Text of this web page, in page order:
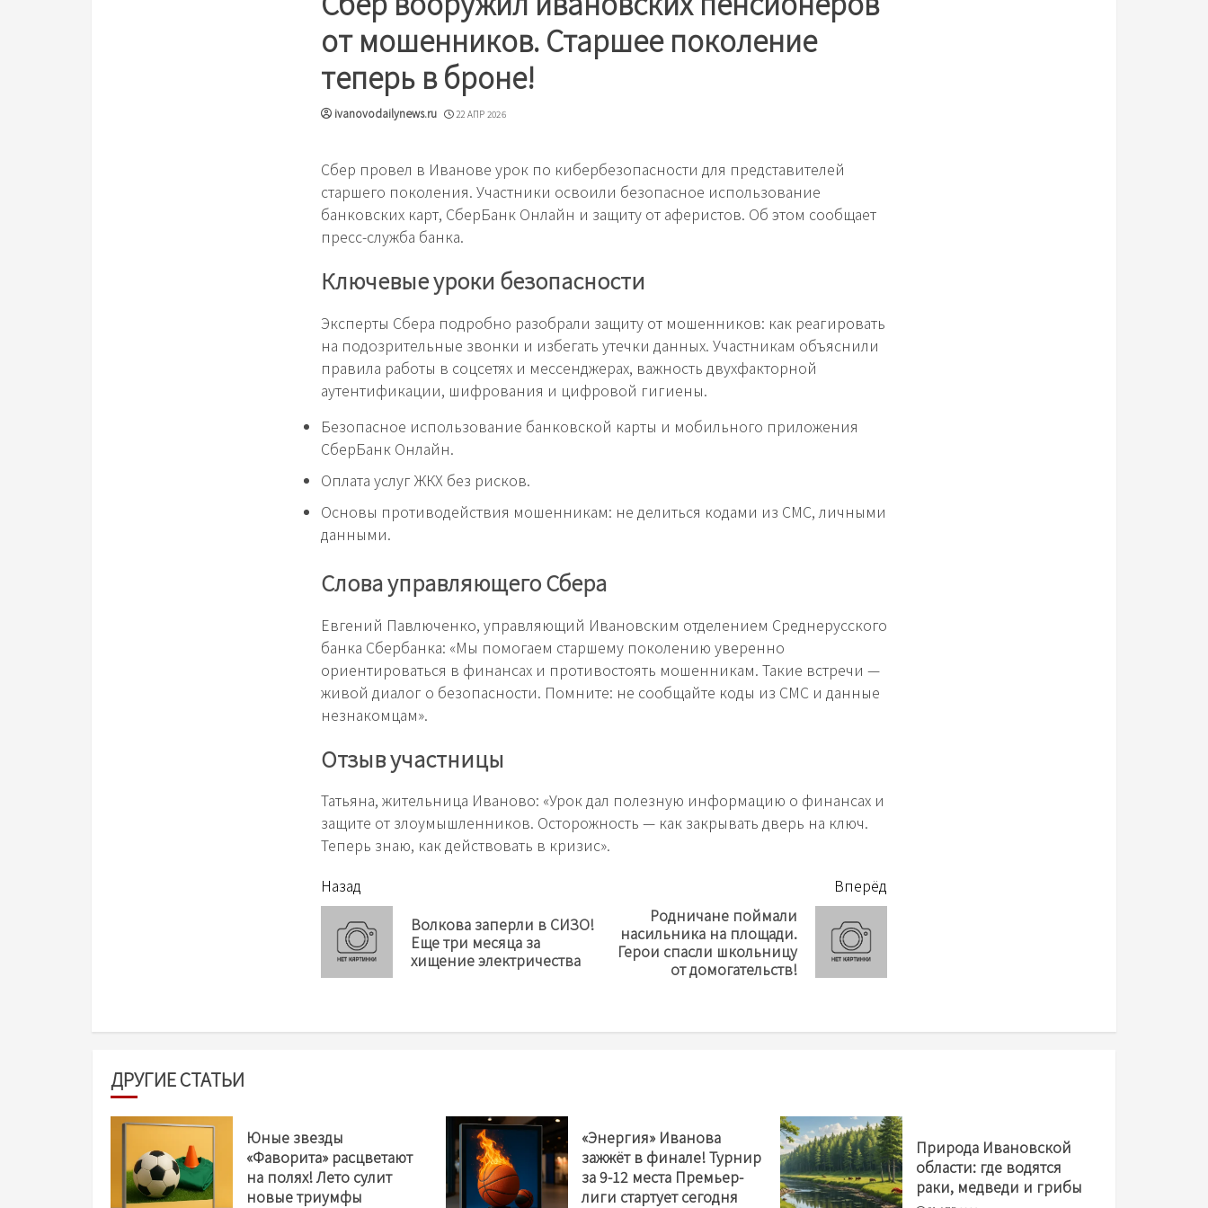
от мошенников. Старшее поколение
теперь в броне!
ivanovodailynews.ru 22 АПР 2026
Сбер провел в Иванове урок по кибербезопасности для представителей
старшего поколения. Участники освоили безопасное использование
банковских карт, СберБанк Онлайн и защиту от аферистов. Об этом сообщает
пресс-служба банка.
Ключевые уроки безопасности
Эксперты Сбера подробно разобрали защиту от мошенников: как реагировать
на подозрительные звонки и избегать утечки данных. Участникам объяснили
правила работы в соцсетях и мессенджерах, важность двухфакторной
аутентификации, шифрования и цифровой гигиены.
Безопасное использование банковской карты и мобильного приложения
СберБанк Онлайн.
Оплата услуг ЖКХ без рисков.
Основы противодействия мошенникам: не делиться кодами из СМС, личными
данными.
Слова управляющего Сбера
Евгений Павлюченко, управляющий Ивановским отделением Среднерусского
банка Сбербанка: «Мы помогаем старшему поколению уверенно
ориентироваться в финансах и противостоять мошенникам. Такие встречи —
живой диалог о безопасности. Помните: не сообщайте коды из СМС и данные
незнакомцам».
Отзыв участницы
Татьяна, жительница Иваново: «Урок дал полезную информацию о финансах и
защите от злоумышленников. Осторожность — как закрывать дверь на ключ.
Теперь знаю, как действовать в кризис».
читать
еще
Назад
Предыдущая
новость
Волкова заперли в СИЗО!
Еще три месяца за
хищение электричества
Вперёд
Next
post:
Родничане поймали
насильника на площади.
Герои спасли школьницу
от домогательств!
ДРУГИЕ СТАТЬИ
Юные звезды
«Фаворита» расцветают
на полях! Лето сулит
новые триумфы
«Энергия» Иванова
зажжёт в финале! Турнир
за 9-12 места Премьер-
лиги стартует сегодня
Природа Ивановской
области: где водятся
раки, медведи и грибы